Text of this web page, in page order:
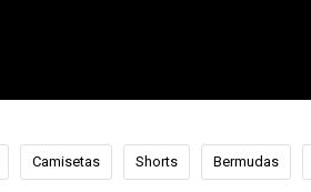
Camisetas Shorts Bermudas